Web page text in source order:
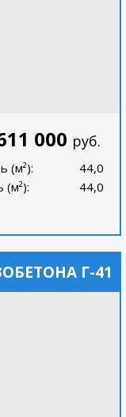
000 руб.
(м²):
44,0
44,0
Г-41